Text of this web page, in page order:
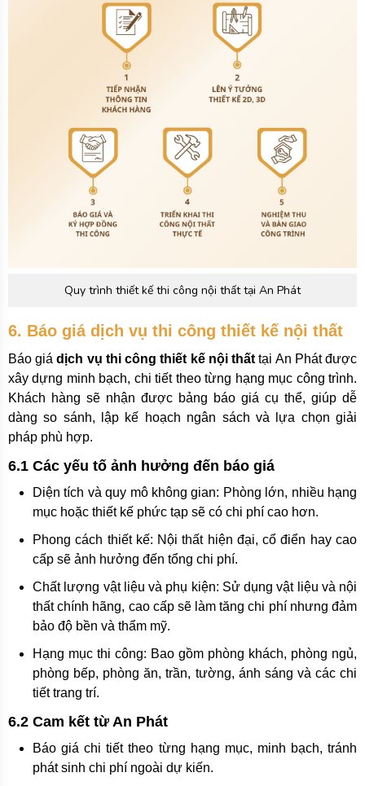
Quy trình thiết kế thi công nội thất tại An Phát
6. Báo giá dịch vụ thi công thiết kế nội thất
Báo giá dịch vụ thi công thiết kế nội thấttại An Phát được
xây dựng minh bạch, chi tiết theo từng hạng mục công trình.
Khách hàng sẽ nhận được bảng báo giá cụ thể, giúp dễ
dàng so sánh, lập kế hoạch ngân sách và lựa chọn giải
pháp phù hợp.
6.1 Các yếu tố ảnh hưởng đến báo giá
Diện tích và quy mô không gian: Phòng lớn, nhiều hạng
mục hoặc thiết kế phức tạp sẽ có chi phí cao hơn.
Phong cách thiết kế: Nội thất hiện đại, cổ điển hay cao
cấp sẽ ảnh hưởng đến tổng chi phí.
Chất lượng vật liệu và phụ kiện: Sử dụng vật liệu và nội
thất chính hãng, cao cấp sẽ làm tăng chi phí nhưng đảm
bảo độ bền và thẩm mỹ.
Hạng mục thi công: Bao gồm phòng khách, phòng ngủ,
phòng bếp, phòng ăn, trần, tường, ánh sáng và các chi
tiết trang trí.
6.2 Cam kết từ An Phát
Báo giá chi tiết theo từng hạng mục, minh bạch, tránh
phát sinh chi phí ngoài dự kiến.